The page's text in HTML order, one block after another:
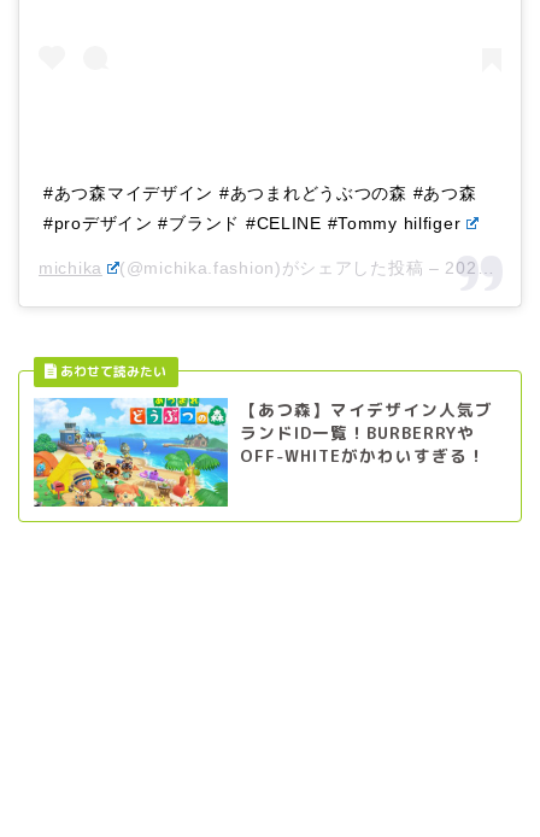
#あつ森マイデザイン #あつまれどうぶつの森 #あつ森
#proデザイン #ブランド #CELINE #Tommy hilfiger
michika (@michika.fashion)がシェアした投稿 – 2020年 4月月5日午前7時54分PDT
【あつ森】マイデザイン人気ブ
ランドID一覧！BURBERRYや
OFF-WHITEがかわいすぎる！